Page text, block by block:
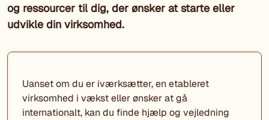
og ressourcer til dig, der ønsker at starte eller
udvikle din virksomhed.
Uanset om du er iværksætter, en etableret
virksomhed i vækst eller ønsker at gå
internationalt, kan du finde hjælp og vejledning